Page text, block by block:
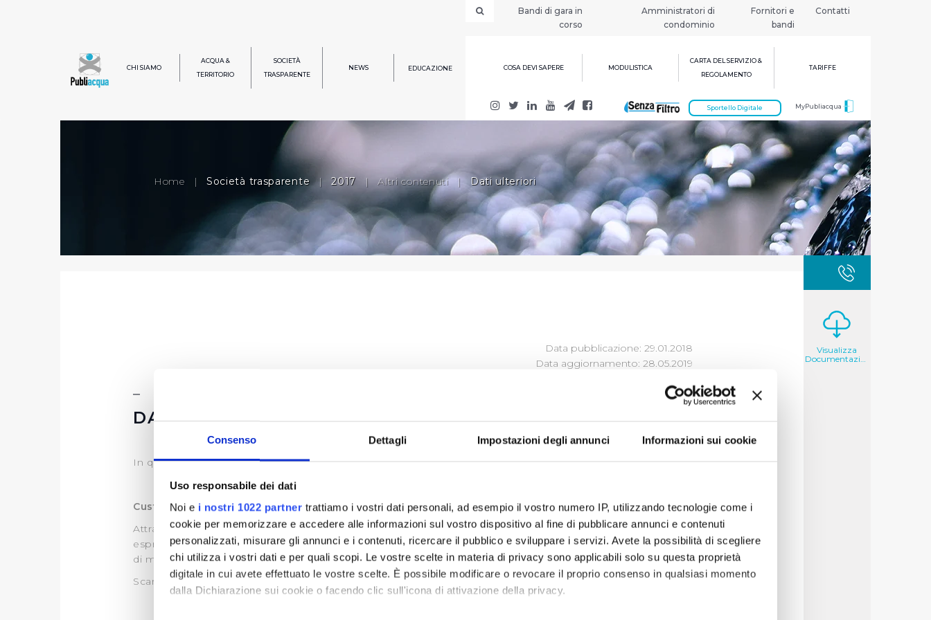
Consenso Dettagli Impostazioni degli annunci Informazioni sui cookie
Uso responsabile dei dati
Noi e i nostri 1022 partner trattiamo i vostri dati personali, ad esempio il vostro numero IP, utilizzando tecnologie come i
cookie per memorizzare e accedere alle informazioni sul vostro dispositivo al fine di pubblicare annunci e contenuti
personalizzati, misurare gli annunci e i contenuti, ricercare il pubblico e sviluppare i servizi. Avete la possibilità di scegliere
chi utilizza i vostri dati e per quali scopi. Le vostre scelte in materia di privacy sono applicabili solo su questa proprietà
digitale in cui avete effettuato le vostre scelte. È possibile modificare o revocare il proprio consenso in qualsiasi momento
dalla Dichiarazione sui cookie o facendo clic sull'icona di attivazione della privacy.
Bandi di gara in
corso
Amministratori di
condominio
Fornitori e
bandi
Contatti
CHI SIAMO
ACQUA &
TERRITORIO
SOCIETÀ
TRASPARENTE
NEWS EDUCAZIONE COSA DEVI SAPERE MODULISTICA
CARTA DEL SERVIZIO &
REGOLAMENTO
TARIFFE
MyPubliacqua
Sportello Digitale
Home | Società trasparente | 2017 | Altri contenuti | Dati ulteriori
Data pubblicazione: 29.01.2018
Data aggiornamento: 28.05.2019
DATI ULTERIORI
In questa sezione è possibile esaminare
Customer Satisfaction
Attraverso l’indagine di customer, Publiacqua ascolta e cerca di comprendere i bisogni, i desideri che il cittadino
esprime sul servizio idrico integrato ed in base a questi orienta le proprie scelte, le proprie decisioni per cercare
di migliorare il servizio.
Scarica le ultime Customer disponibili (visualizza documentazione)
Visualizza
Documentazione